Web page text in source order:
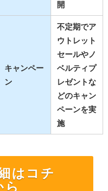
開
キャンペー
ン
不定期でア
ウトレット
セールやノ
ベルティプ
レゼントな
どのキャン
ペーンを実
施
はコチ
ら